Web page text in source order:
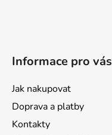
Informace pro vás
Jak nakupovat
Doprava a platby
Kontakty